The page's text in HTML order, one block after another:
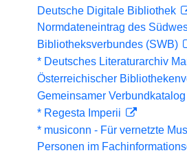
Deutsche Digitale Bibliothek
Normdateneintrag des
Bibliotheksverbundes (SWB)
* Deutsches Literaturarchiv
Österreichischer
Gemeinsamer
* Regesta Imperii
* musiconn - Für vernetzte
Personen im